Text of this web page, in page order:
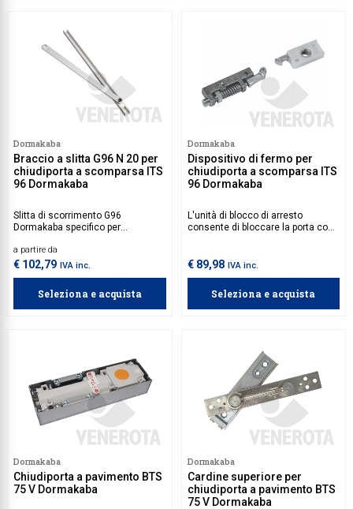
Dormakaba
Braccio a slitta G96 N 20 per
chiudiporta a scomparsa ITS
96 Dormakaba
Slitta di scorrimento G96
Dormakaba specifico per
a partire da
€ 102,79 IVA inc.
Seleziona e acquista
Dormakaba
Dispositivo di fermo per
chiudiporta a scomparsa ITS
96 Dormakaba
L'unità di blocco di arresto
consente di bloccare la porta con
essere adattata alla situazione
della porta. L'unità di arresto RF è
sinistra che per quelle DIN a
destra ed è prevista per la
€ 89,98 IVA inc.
Seleziona e acquista
Dormakaba
Chiudiporta a pavimento BTS
75 V Dormakaba
Dormakaba
Cardine superiore per
chiudiporta a pavimento BTS
75 V Dormakaba